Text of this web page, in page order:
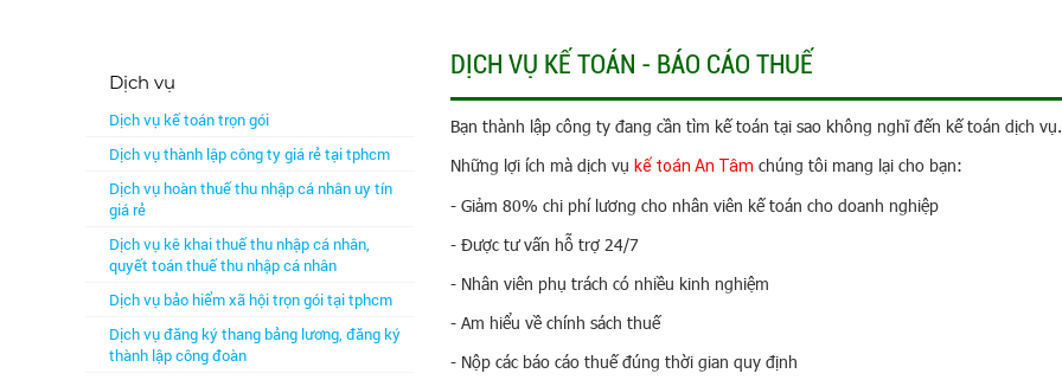
Dịch vụ
Dịch vụ kế toán trọn gói
Dịch vụ thành lập công ty giá rẻ tại tphcm
Dịch vụ hoàn thuế thu nhập cá nhân uy tín
giá rẻ
Dịch vụ kê khai thuế thu nhập cá nhân,
quyết toán thuế thu nhập cá nhân
Dịch vụ bảo hiểm xã hội trọn gói tại tphcm
Dịch vụ đăng ký thang bảng lương, đăng ký
thành lập công đoàn
DỊCH VỤ KẾ TOÁN - BÁO CÁO THUẾ
Bạn thành lập công ty đang cần tìm kế toán tại sao không nghĩ đến kế toán dịch vụ.
Những lợi ích mà dịch vụ kế toán An Tâm chúng tôi mang lại cho bạn:
- Giảm 80% chi phí lương cho nhân viên kế toán cho doanh nghiệp
- Được tư vấn hỗ trợ 24/7
- Nhân viên phụ trách có nhiều kinh nghiệm
- Am hiểu về chính sách thuế
- Nộp các báo cáo thuế đúng thời gian quy định